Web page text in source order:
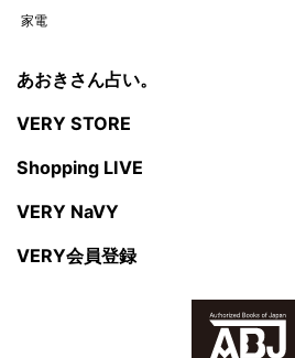
家電
あおきさん占い。
VERY STORE
Shopping LIVE
VERY NaVY
VERY会員登録